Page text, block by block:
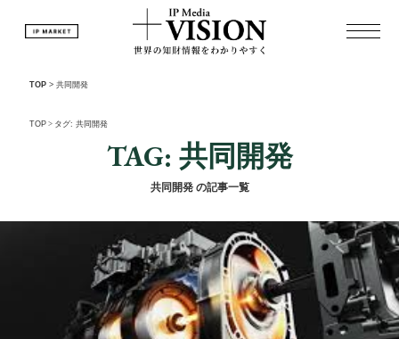
TOP > 共同開発
TOP > タグ: 共同開発
TAG: 共同開発
共同開発 の記事一覧